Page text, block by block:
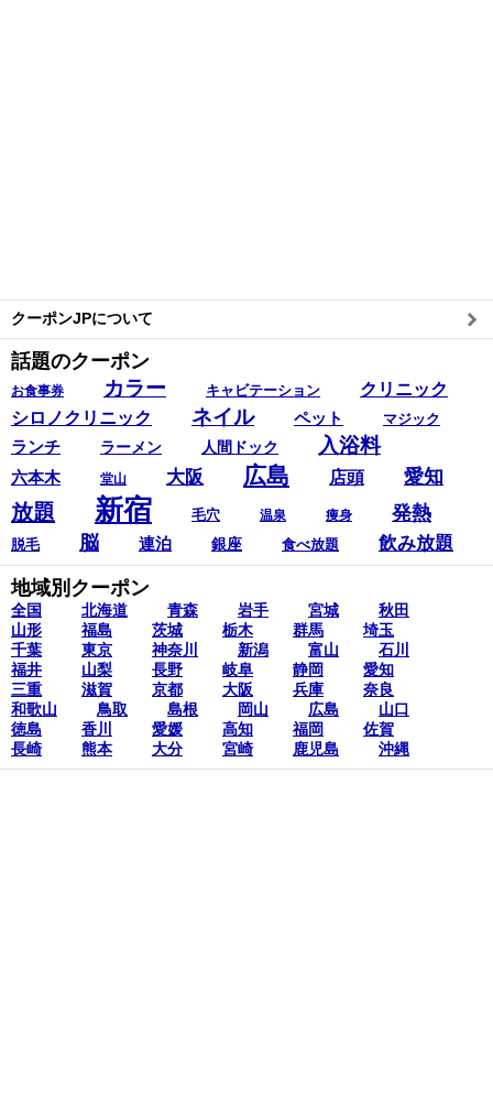
クーポンJPについて
話題のクーポン
お食事券 カラー キャビテーション
クリニック
シロノクリニック
ネイル ペット マジック
ランチ ラーメン 人間ドック 入浴料
六本木 堂山 大阪 広島 店頭 愛知
放題 新宿 毛穴 温泉 痩身 発熱
脱毛 脳 連泊 銀座 食べ放題 飲み放題
地域別クーポン
全国 北海道 青森 岩手 宮城
秋田
山形
福島 茨城 栃木 群馬
埼玉
千葉
東京 神奈川 新潟 富山
石川
福井
山梨 長野 岐阜 静岡
愛知
三重
滋賀 京都 大阪 兵庫
奈良
和歌山
鳥取 島根 岡山 広島
山口
徳島
香川 愛媛 高知 福岡
佐賀
長崎
熊本 大分 宮崎 鹿児島 沖縄